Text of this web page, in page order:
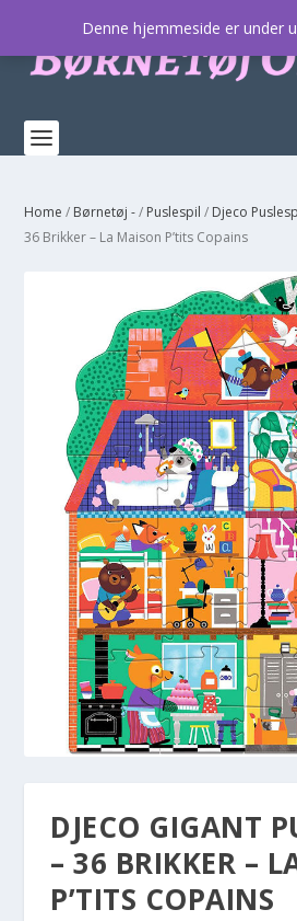
Home / Børnetøj -/ Puslespil / Djeco
36 Brikker – La Maison P’tits Copains
DJECO GIGANT
– 36 BRIKKER –
P’TITS COPAINS
Denne hjemmeside er under